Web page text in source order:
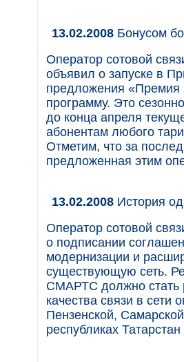
13.02.2008 Бонусом
Оператор сотовой
объявил о запуске в
предложения «Премия
программу. Это
до конца апреля
абонентам любого
Отметим, что за
предложенная этим
13.02.2008 История
Оператор сотовой
о подписании
модернизации и
существующую сеть.
СМАРТС должно стать
качества связи в сети
Пензенской,
республиках